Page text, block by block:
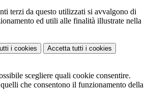
terzi da questo utilizzati si avvalgono di
ed utili alle finalità illustrate nella
i cookies Accetta tutti i cookies
scegliere quali cookie consentire.
che consentono il funzionamento della